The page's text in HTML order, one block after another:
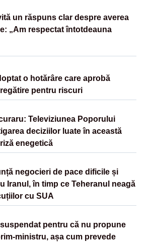
un răspuns clar despre averea
„Am respectat întotdeauna
o hotărâre care aprobă
pentru riscuri
Televiziunea Poporului
deciziilor luate în această
enegetică
negocieri de pace dificile și
Iranul, în timp ce Teheranul neagă
cu SUA
pentru că nu propune
ministru, așa cum prevede